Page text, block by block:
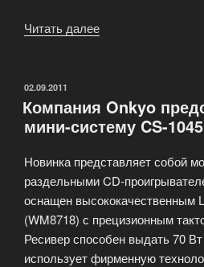
Читать далее
ОПУБЛИКОВАНО
02.09.2011
Компания Onkyo
мини-систему CS-1045
Новинка представляет собой
раздельными CD-
оснащен высококачественным
(WM8718) с прецизионным
Ресивер способен выдать 70
использует фирменную